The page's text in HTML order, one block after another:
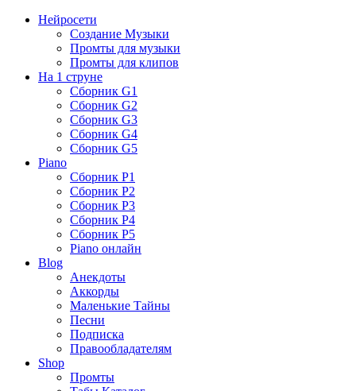
Нейросети
Создание Музыки
Промты для музыки
Промты для клипов
На 1 струне
Сборник G1
Сборник G2
Сборник G3
Сборник G4
Сборник G5
Piano
Сборник P1
Сборник P2
Сборник P3
Сборник P4
Сборник P5
Piano онлайн
Blog
Анекдоты
Аккорды
Маленькие Тайны
Песни
Подписка
Правообладателям
Shop
Промты